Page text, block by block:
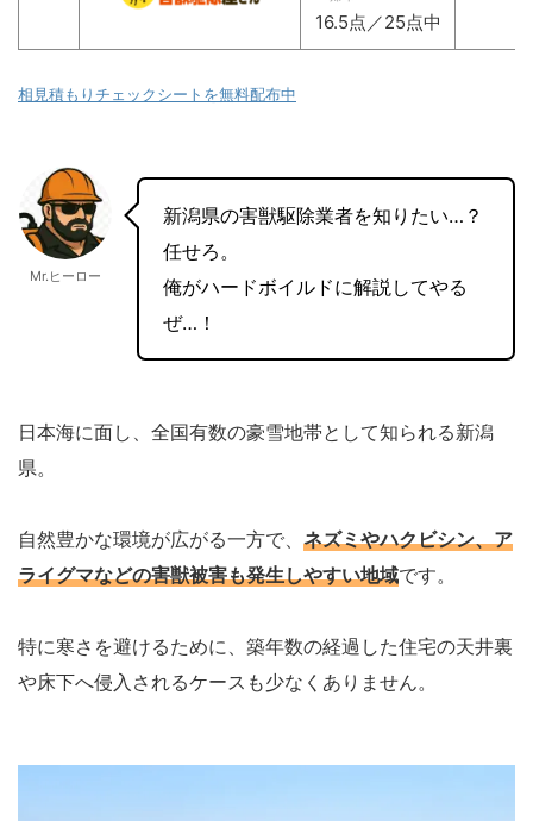
16.5点／25点中
相見積もりチェックシートを無料配布中
Mr.ヒーロー
新潟県の害獣駆除業者を知りたい…？
任せろ。
俺がハードボイルドに解説してやる
ぜ…！
日本海に面し、全国有数の豪雪地帯として知られる新潟
県。
自然豊かな環境が広がる一方で、 ネズミやハクビシン、ア
ライグマなどの害獣被害も発生しやすい地域です。
特に寒さを避けるために、築年数の経過した住宅の天井裏
や床下へ侵入されるケースも少なくありません。